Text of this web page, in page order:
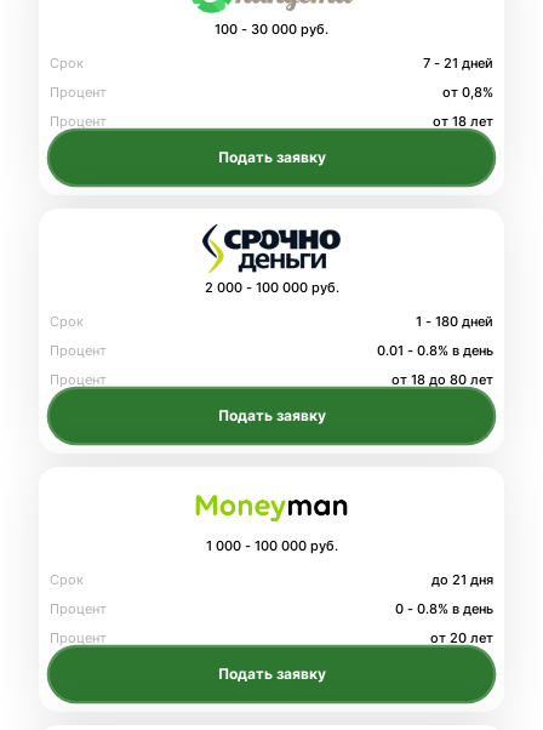
100 - 30 000 руб.
Срок
7 - 21 дней
Процент
от 0,8%
Процент
от 18 лет
Подать заявку
2 000 - 100 000 руб.
Срок
1 - 180 дней
Процент
0.01 - 0.8% в день
Процент
от 18 до 80 лет
Подать заявку
1 000 - 100 000 руб.
Срок
до 21 дня
Процент
0 - 0.8% в день
Процент
от 20 лет
Подать заявку